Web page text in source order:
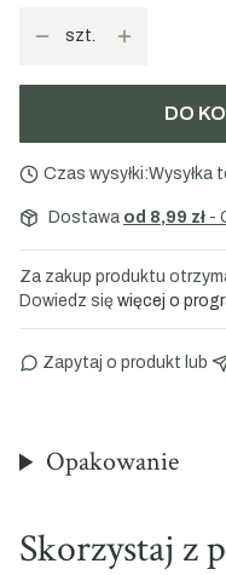
szt.
DO
Czas wysyłki:Wysyłka
Dostawa od 8,99 zł -
Za zakup produktu
Dowiedz się więcej o
Zapytaj o produkt lub
Opakowanie
Skorzystaj z